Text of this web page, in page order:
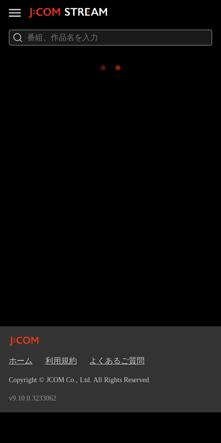
ホーム 利用規約 よくあるご質問
Copyright © JCOM Co., Ltd. All Rights Reserved.
v9.10.0.3233062